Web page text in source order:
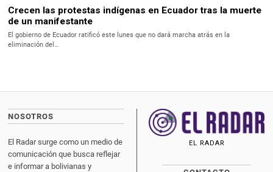
Crecen las protestas indígenas en Ecuador tras la muerte
de un manifestante
El gobierno de Ecuador ratificó este lunes que no dará marcha atrás en la
eliminación del…
NOSOTROS
El Radar surge como un medio de
comunicación que busca reflejar
e informar a bolivianas y
EL RADAR